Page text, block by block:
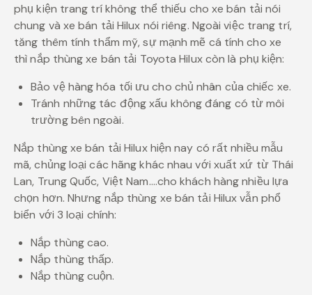
phụ kiện trang trí không thể thiếu cho xe bán tải nói
chung và xe bán tải Hilux nói riêng. Ngoài việc trang trí,
tăng thêm tính thẩm mỹ, sự mạnh mẽ cá tính cho xe
thì nắp thùng xe bán tải Toyota Hilux còn là phụ kiện:
Bảo vệ hàng hóa tối ưu cho chủ nhân của chiếc xe.
Tránh những tác động xấu không đáng có từ môi
trường bên ngoài.
Nắp thùng xe bán tải Hilux hiện nay có rất nhiều mẫu
mã, chủng loại các hãng khác nhau với xuất xứ từ Thái
Lan, Trung Quốc, Việt Nam….cho khách hàng nhiều lựa
chọn hơn. Nhưng nắp thùng xe bán tải Hilux vẫn phổ
biển với 3 loại chính:
Nắp thùng cao.
Nắp thùng thấp.
Nắp thùng cuộn.